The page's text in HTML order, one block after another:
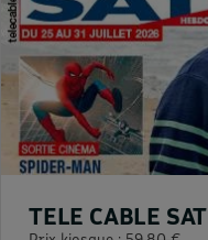
TELE CABLE SAT